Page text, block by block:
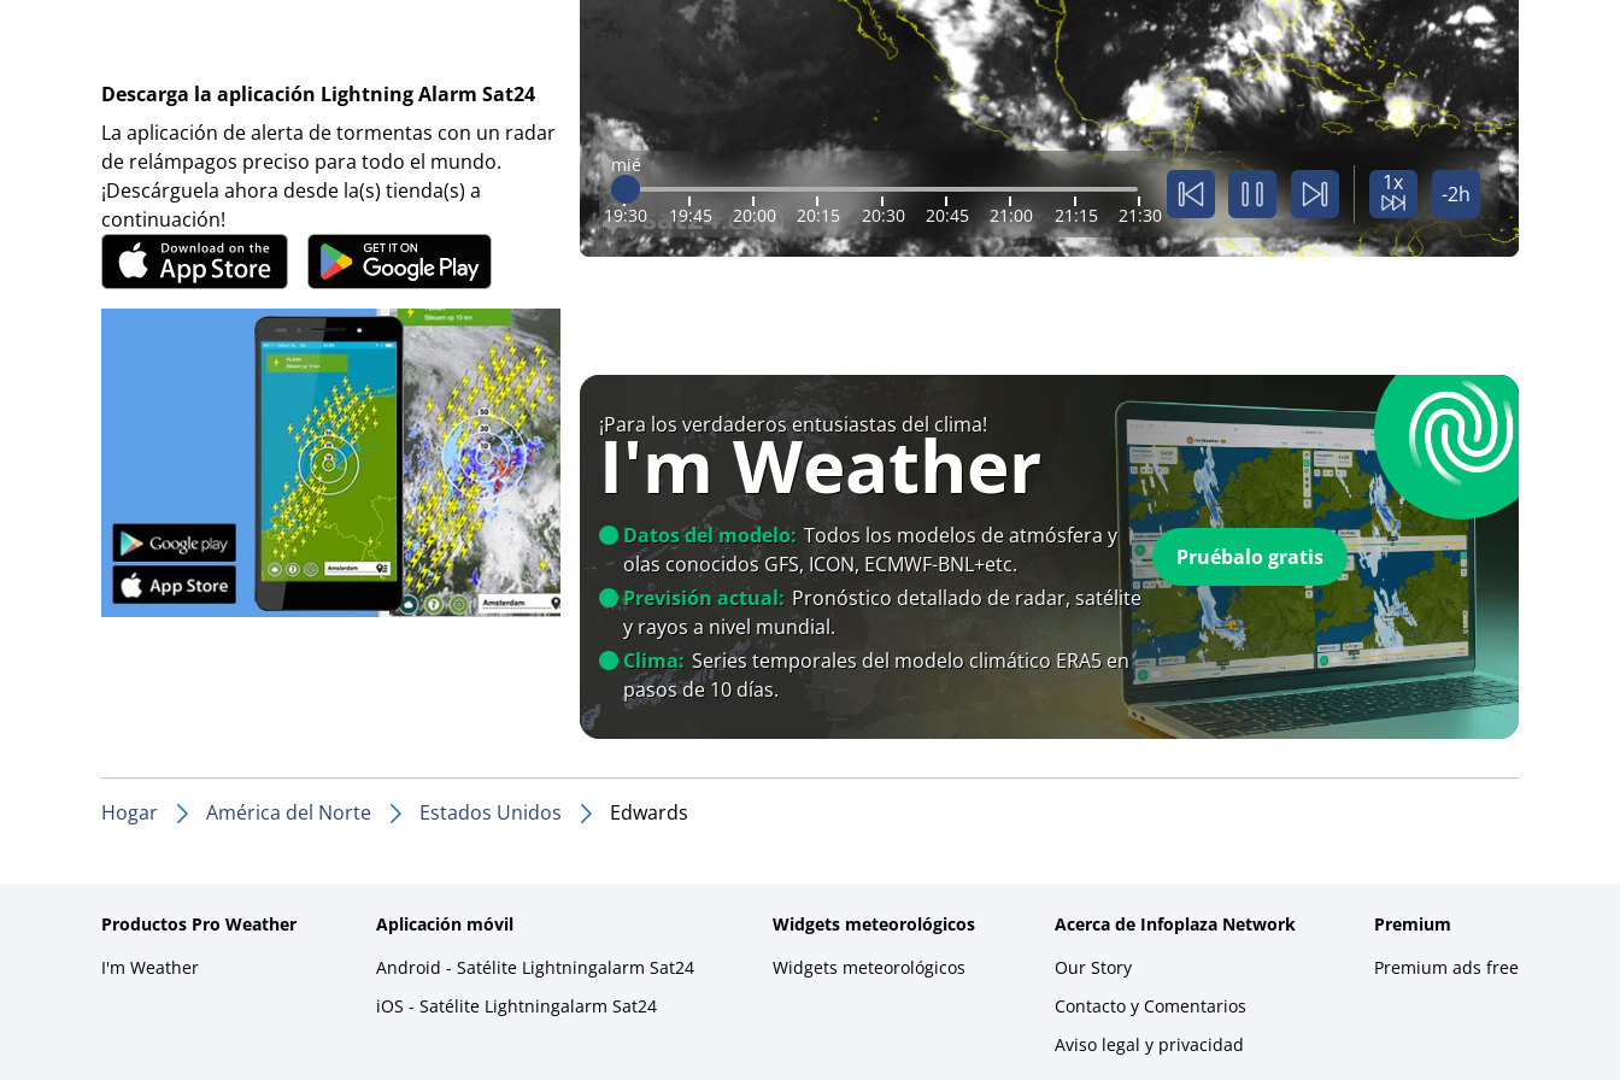
Descarga la aplicación Lightning Alarm Sat24
La aplicación de alerta de tormentas con un radar
de relámpagos preciso para todo el mundo.
¡Descárguela ahora desde la(s) tienda(s) a
continuación!
mié
19:30 19:45 20:00 20:15 20:30 20:45 21:00 21:15 21:30
1x -2h
¡Para los verdaderos entusiastas del clima!
I'm Weather
Datos del modelo: Todos los modelos de atmósfera y
olas conocidos GFS, ICON, ECMWF-BNL+etc.
Previsión actual: Pronóstico detallado de radar, satélite
y rayos a nivel mundial.
Clima: Series temporales del modelo climático ERA5 en
pasos de 10 días.
Pruébalo gratis
Hogar América del Norte Estados Unidos Edwards
Productos Pro Weather
I'm Weather
Aplicación móvil
Android - Satélite Lightningalarm Sat24
iOS - Satélite Lightningalarm Sat24
Widgets meteorológicos
Widgets meteorológicos
Acerca de Infoplaza Network
Our Story
Contacto y Comentarios
Aviso legal y privacidad
Premium
Premium ads free